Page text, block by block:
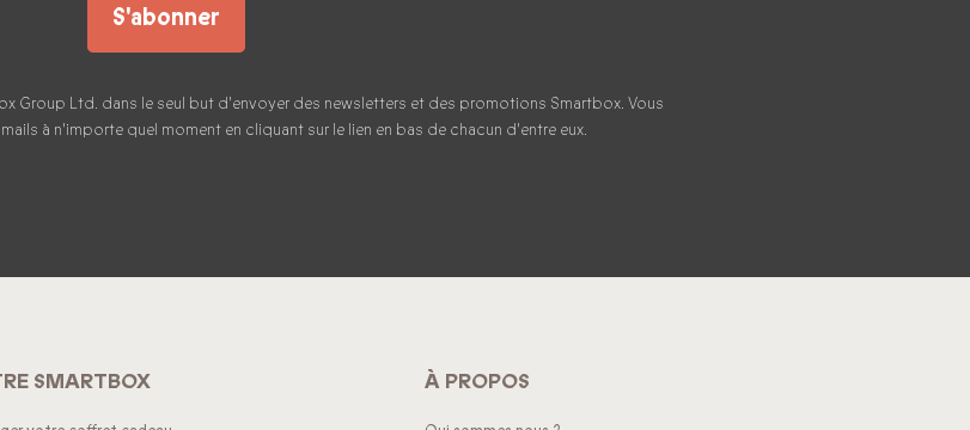
S'abonner
Group Ltd. dans le seul but d'envoyer des newsletters et des promotions Smartbox. Vous
à n'importe quel moment en cliquant sur le lien en bas de chacun d'entre eux.
SMARTBOX À PROPOS